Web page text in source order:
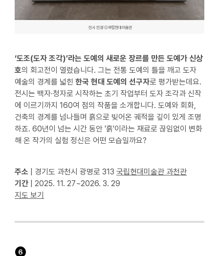
전시 전경 ⓒ국립현대미술관
‘도조(도자 조각)’라는 도예의 새로운 장르를 만든 도예가 신상
호의 회고전이 열렸습니다. 그는 전통 도예의 틀을 깨고 도자
예술의 경계를 넓힌 한국 현대 도예의 선구자로 평가받는데요.
전시는 백자·청자로 시작하는 초기 작업부터 도자 조각과 신작
에 이르기까지 160여 점의 작품을 소개합니다. 도예와 회화,
건축의 경계를 넘나들며 흙으로 빚어온 궤적을 깊이 있게 조명
하죠. 60년이 넘는 시간 동안 '흙'이라는 재료로 끊임없이 변화
해 온 작가의 실험 정신은 어떤 모습일까요?
주소 | 경기도 과천시 광명로 313 국립현대미술관 과천관
기간 | 2025. 11. 27~2026. 3. 29
지도 보기
❻